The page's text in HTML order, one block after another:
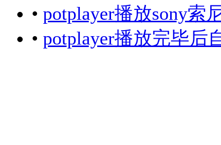
• potplayer播放sony索
• potplayer播放完毕后